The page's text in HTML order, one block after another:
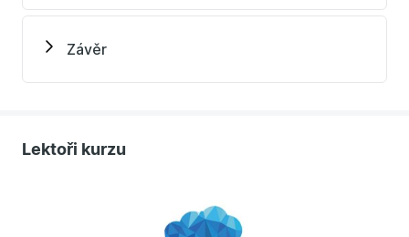
Závěr
Lektoři kurzu